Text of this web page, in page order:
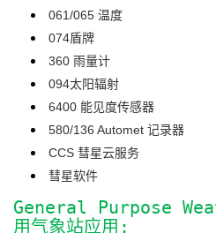
061/065 温度
074盾牌
360 雨量计
094太阳辐射
6400 能见度传感器
580/136 Automet 记录器
CCS 彗星云服务
彗星软件
General Purpose
用气象站应用: